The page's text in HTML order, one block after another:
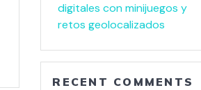
digitales con minijuegos y
retos geolocalizados
RECENT COMMENTS